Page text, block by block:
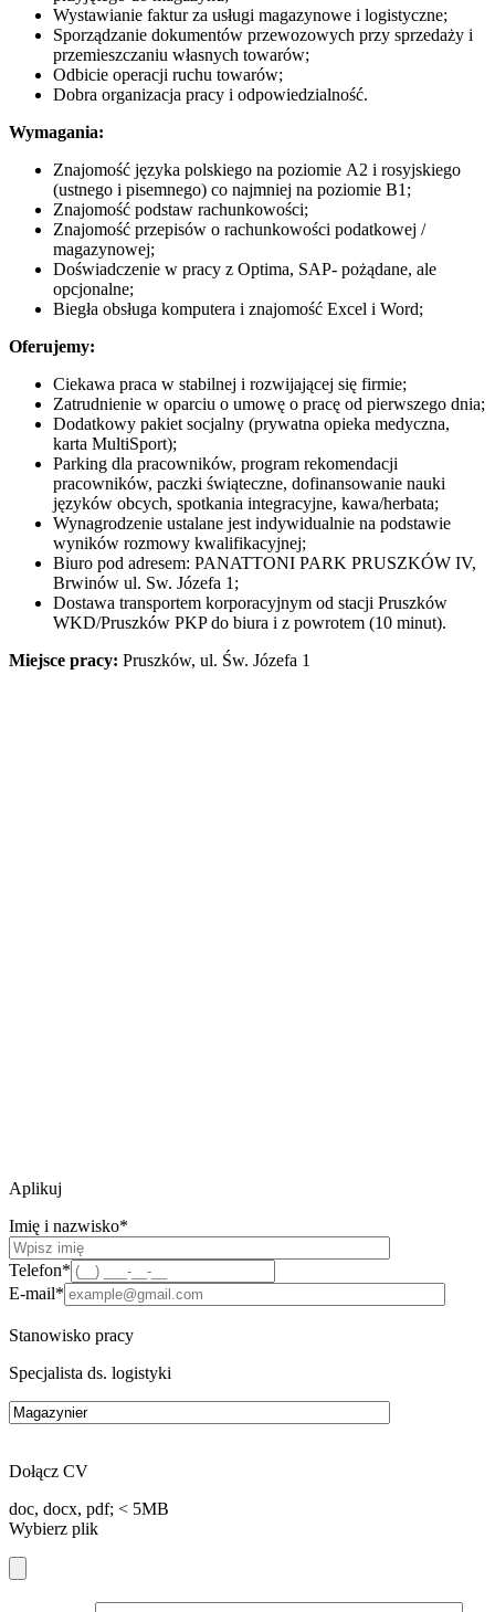
Wystawianie faktur za usługi magazynowe i logistyczne;
Sporządzanie dokumentów przewozowych przy sprzedaży i
przemieszczaniu własnych towarów;
Odbicie operacji ruchu towarów;
Dobra organizacja pracy i odpowiedzialność.
Wymagania:
Znajomość języka polskiego na poziomie А2 i rosyjskiego
(ustnego i pisemnego) co najmniej na poziomie B1;
Znajomość podstaw rachunkowości;
Znajomość przepisów o rachunkowości podatkowej /
magazynowej;
Doświadczenie w pracy z Optima, SAP- pożądane, ale
opcjonalne;
Biegła obsługa komputera i znajomość Excel i Word;
Oferujemy:
Ciekawa praca w stabilnej i rozwijającej się firmie;
Zatrudnienie w oparciu o umowę o pracę od pierwszego dnia;
Dodatkowy pakiet socjalny (prywatna opieka medycznа,
karta MultiSport);
Parking dla pracowników, program rekomendacji
pracowników, paczki świąteczne, dofinansowanie nauki
języków obcych, spotkania integracyjne, kawa/herbata;
Wynagrodzenie ustalane jest indywidualnie na podstawie
wyników rozmowy kwalifikacyjnej;
Biuro pod adresem: PANATTONI PARK PRUSZKÓW IV,
Brwinów ul. Sw. Józefa 1;
Dostawa transportem korporacyjnym od stacji Pruszków
WKD/Pruszków PKP do biura i z powrotem (10 minut).
Miejsce pracy: Pruszków, ul. Św. Józefa 1
Aplikuj
Imię i nazwisko*
Telefon*
E-mail*
Stanowisko pracy
Specjalista ds. logistyki
Dołącz CV
doc, docx, pdf; < 5MB
Wybierz plik